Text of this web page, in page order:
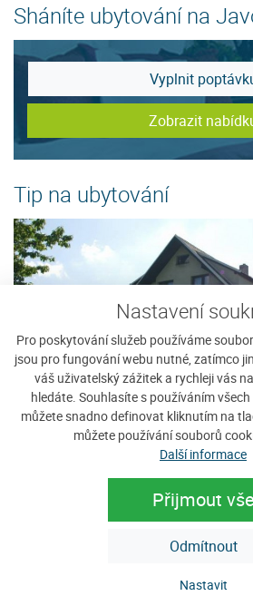
Nastavení
Pro poskytování služeb používáme
jsou pro fungování webu nutné, zatímco
váš uživatelský zážitek a rychleji vás
hledáte. Souhlasíte s používáním
můžete snadno definovat kliknutím na
můžete používání souborů
Další informace
Přijmout vše
Odmítnout
Nastavit
Sháníte ubytování na
Vyplnit
Zobrazit
Tip na ubytování
Ubytování v soukromí Marie
Jedná se o třípatrový rodinný dům v
960 mnm, který prošel v roce 1990
Dům je v mírném svahu s pěkným...
Cena: 550 Kč za osobu / noc